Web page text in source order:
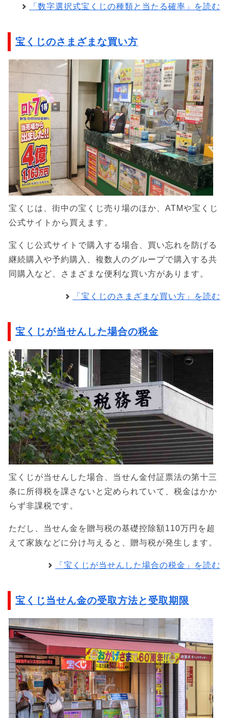
「数字選択式宝くじの種類と当たる確率」を読む
宝くじのさまざまな買い方
宝くじは、街中の宝くじ売り場のほか、ATMや宝くじ
公式サイトから買えます。
宝くじ公式サイトで購入する場合、買い忘れを防げる
継続購入や予約購入、複数人のグループで購入する共
同購入など、さまざまな便利な買い方があります。
「宝くじのさまざまな買い方」を読む
宝くじが当せんした場合の税金
宝くじが当せんした場合、当せん金付証票法の第十三
条に所得税を課さないと定められていて、税金はかか
らず非課税です。
ただし、当せん金を贈与税の基礎控除額110万円を超
えて家族などに分け与えると、贈与税が発生します。
「宝くじが当せんした場合の税金」を読む
宝くじ当せん金の受取方法と受取期限